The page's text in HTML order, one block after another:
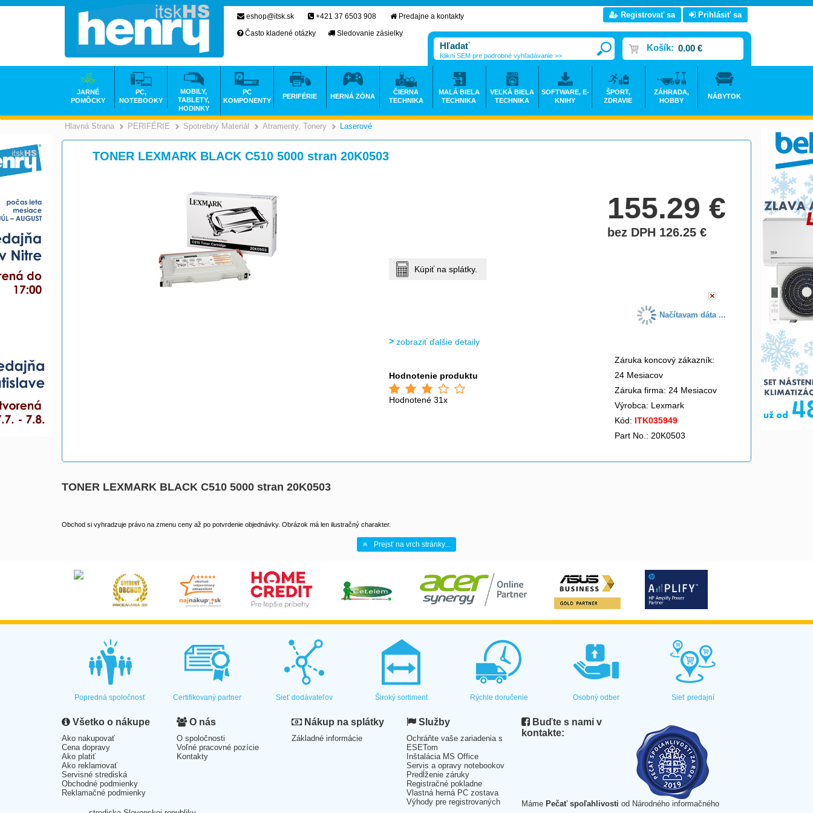
Hlavná Strana >
PERIFÉRIE >
Spotrebný Materiál >
Atramenty, Tonery >
Laserové
TONER LEXMARK BLACK C510 5000 stran 20K0503
155.29€
bez DPH 126.25€
Kúpiť na splátky.
Načítavam dáta ...
zobraziť ďalšie detaily
Hodnotenie produktu
Hodnotené 31x
Záruka koncový zákazník:
24 Mesiacov
Záruka firma: 24 Mesiacov
Výrobca: Lexmark
Kód: ITK035949
Part No.: 20K0503
TONER LEXMARK BLACK C510 5000 stran 20K0503
Obchod si vyhradzuje právo na zmenu ceny až po potvrdenie objednávky. Obrázok má len ilustračný charakter.
Prejsť na vrch stránky...
eshop@itsk.sk +421 37 6503 908
Predajne a kontakty
Často kladené otázky
Sledovanie zásielky
Registrovať sa Prihlásiť sa
Košík: 0.00 €
Klikni SEM pre podrobné vyhľadávanie >>
JARNÉ
POMÔCKY
PC,
NOTEBOOKY
MOBILY,
TABLETY,
HODINKY
PC
KOMPONENTY
PERIFÉRIE HERNÁ ZÓNA
ČIERNA
TECHNIKA
MALÁ BIELA
TECHNIKA
VEĽKÁ BIELA
TECHNIKA
SOFTWARE, E-
KNIHY
ŠPORT,
ZDRAVIE
ZÁHRADA,
HOBBY
NÁBYTOK
Popredná spoločnosť Certifikovaný partner Sieť dodávateľov Široký sortiment Rýchle doručenie Osobný odber Sieť predajní
Všetko o nákupe
Ako nakupovať
Cena dopravy
Ako platiť
Ako reklamovať
Servisné strediská
Obchodné podmienky
Reklamačné podmienky
O nás
O spoločnosti
Voľné pracovné pozície
Kontakty
Nákup na splátky
Základné informácie
Služby
Ochráňte vaše zariadenia s
ESETom
Inštalácia MS Office
Servis a opravy notebookov
Predĺženie záruky
Registračné pokladne
Vlastná herná PC zostava
Výhody pre registrovaných
Buďte s nami v
kontakte:
Máme Pečať spoľahlivosti od Národného informačného